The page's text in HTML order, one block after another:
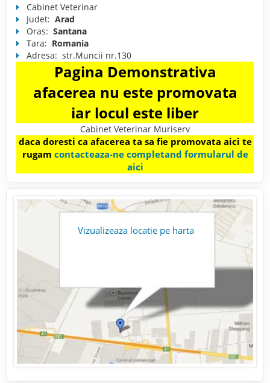
Cabinet Veterinar
Judet: Arad
Oras: Santana
Tara: Romania
Adresa: str.Muncii nr.130
Pagina Demonstrativa
afacerea nu este promovata
iar locul este liber
Cabinet Veterinar Muriserv
daca doresti ca afacerea ta sa fie promovata aici te
rugam contacteaza-ne completand formularul de
aici
Vizualizeaza locatie pe harta